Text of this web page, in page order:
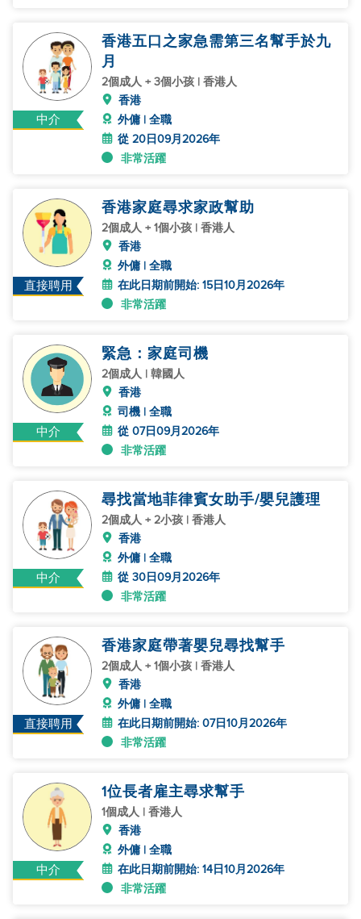
中介
香港五口之家急需第三名幫手於九
月
2個成人 + 3個小孩 | 香港人
香港
外傭 | 全職
從 20日09月2026年
非常活躍
直接聘用
香港家庭尋求家政幫助
2個成人 + 1個小孩 | 香港人
香港
外傭 | 全職
在此日期前開始: 15日10月2026年
非常活躍
中介
緊急：家庭司機
2個成人 | 韓國人
香港
司機 | 全職
從 07日09月2026年
非常活躍
中介
尋找當地菲律賓女助手/嬰兒護理
2個成人 + 2小孩 | 香港人
香港
外傭 | 全職
從 30日09月2026年
非常活躍
直接聘用
香港家庭帶著嬰兒尋找幫手
2個成人 + 1個小孩 | 香港人
香港
外傭 | 全職
在此日期前開始: 07日10月2026年
非常活躍
中介
1位長者雇主尋求幫手
1個成人 | 香港人
香港
外傭 | 全職
在此日期前開始: 14日10月2026年
非常活躍